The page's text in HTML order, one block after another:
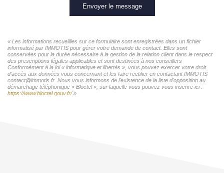
Envoyer le message
« Les informations recueillies sur ce formulaire sont enregistrées dans un fichier
informatisé par IMMOTIS pour gérer votre demande de contact. Elles sont
conservées pour la durée nécessaire à la gestion de la relation client dans le respect
des prescriptions légales applicables et sont destinées à nos conseillers
Conformément à la loi « informatique et libertés », vous pouvez exercer votre droit
d'accès aux données vous concernant et les faire rectifier en contactant IMMOTIS
contact@immotis.fr. Nous vous informons de l'existence de la liste d'opposition au
démarchage téléphonique « Bloctel », sur laquelle vous pouvez vous inscrire ici :
https://www.bloctel.gouv.fr/»